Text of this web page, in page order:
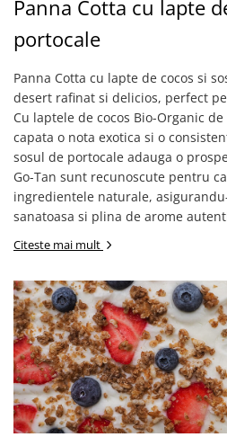
Panna Cotta cu lapte
portocale
Panna Cotta cu lapte de cocos si
desert rafinat si delicios, perfect
Cu laptele de cocos Bio-Organic
capata o nota exotica si o
sosul de portocale adauga o
Go-Tan sunt recunoscute pentru
ingredientele naturale,
sanatoasa si plina de arome
Citeste mai mult